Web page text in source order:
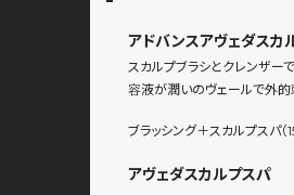
アドバンスアヴェダスカ
スカルプブラシとクレンザー
容液が潤いのヴェールで外的
ブラッシング＋スカルプスパ
アヴェダスカルプスパ